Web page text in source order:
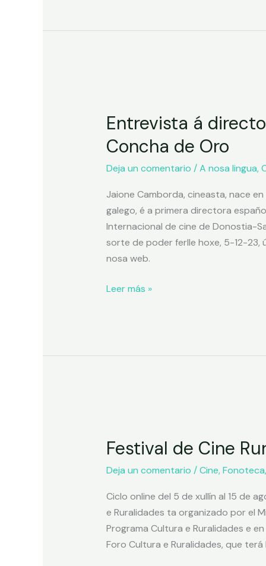
Entrevista á
Concha de Oro
Deja un comentario /A nosa lingua,
Jaione Camborda, cineasta, nace
galego, é a primera directora
Internacional de cine de Donostia-
sorte de poder ferlle hoxe, 5-12-23,
nosa web.
Leer más »
Festival de Cine
Deja un comentario /Cine,Fonoteca,
Ciclo online del 5 de xullín al 15 de
e Ruralidades ta organizado por el
Programa Cultura e Ruralidades e
Foro Cultura e Ruralidades, que